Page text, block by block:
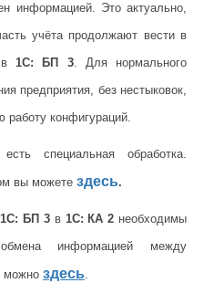
информацией. Это актуально,
учёта продолжают вести в
в1С: БП 3. Для нормального
предприятия, без нестыковок,
работу конфигураций.
специальная обработка.
вы можете здесь.
1С: БП 3 в 1С: КА 2 необходимы
информацией между
можно здесь.